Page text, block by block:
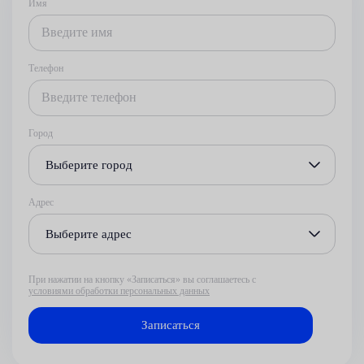
Имя
Телефон
Город
Выберите город
Адрес
Выберите адрес
При нажатии на кнопку «Записаться» вы соглашаетесь с
условиями обработки персональных данных